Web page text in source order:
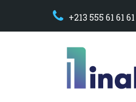
+213 555 61 61